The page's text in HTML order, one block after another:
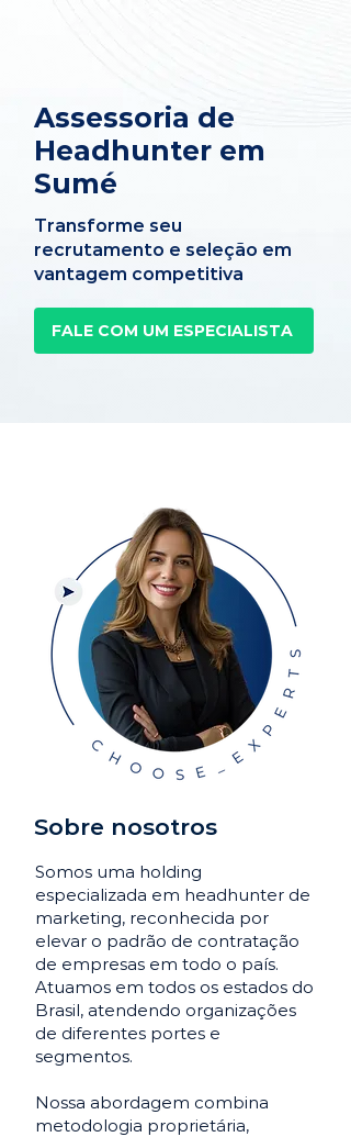
Assessoria de
Headhunter em
Sumé
Transforme seu
recrutamento e seleção em
vantagem competitiva
FALE COM UM ESPECIALISTA
Sobre nosotros
Somos uma holding
especializada em headhunter de
marketing, reconhecida por
elevar o padrão de contratação
de empresas em todo o país.
Atuamos em todos os estados do
Brasil, atendendo organizações
de diferentes portes e
segmentos.
Nossa abordagem combina
metodologia proprietária,